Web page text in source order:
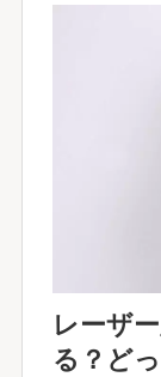
レーザ
る？ど